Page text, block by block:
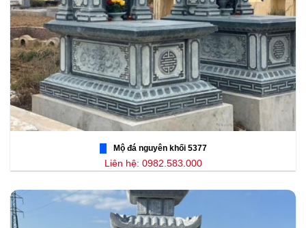
Mộ đá nguyên khối 5377
Liên hệ: 0982.583.000